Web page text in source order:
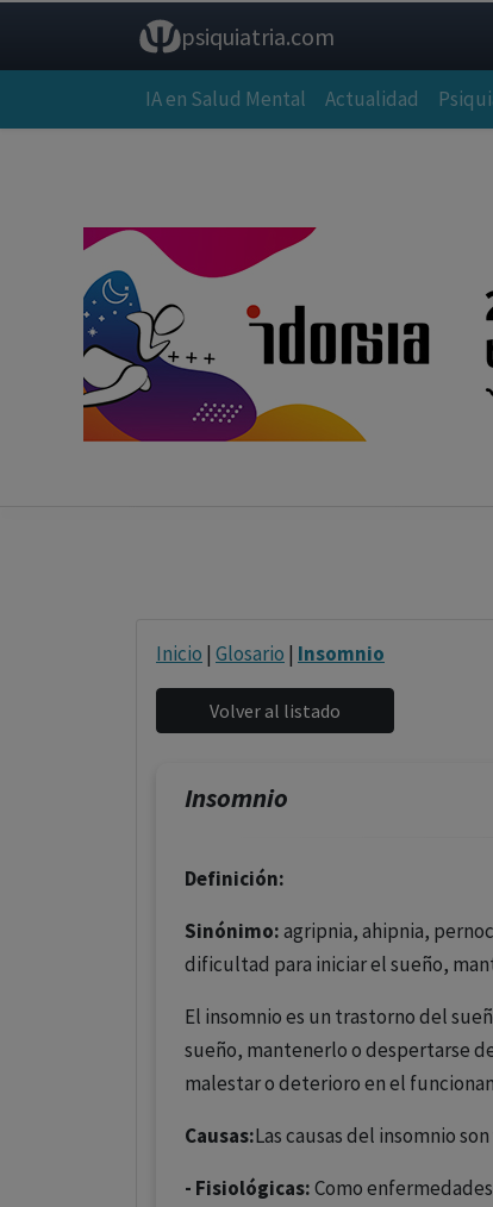
psiquiatria.com
IA en Salud Mental Actualidad
Inicio | Glosario | Insomnio
Insomnio
Definición:
Sinónimo:agripnia, ahipnia,
dificultad para iniciar el sueño,
El insomnio es un trastorno del
sueño, mantenerlo o despertarse
malestar o deterioro en el
Causas:Las causas del insomnio
- Fisiológicas:Como